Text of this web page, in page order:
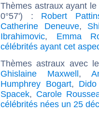
Thèmes astraux ayant
0°57') : Robert
Catherine Deneuve,
Ibrahimovic, Emma
célébrités ayant cet
Thèmes astraux avec
Ghislaine Maxwell,
Humphrey Bogart,
Spacek, Carole
célébrités nées un 25